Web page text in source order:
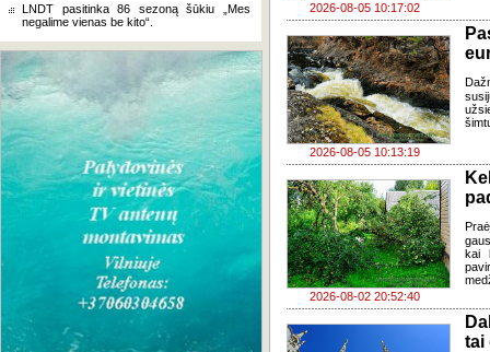
LNDT pasitinka 86 sezoną šūkiu „Mes
negalime vienas be kito“.
2026-08-05 10:17:02
2026-08-05 10:13:19
2026-08-02 20:52:40
kai
tai